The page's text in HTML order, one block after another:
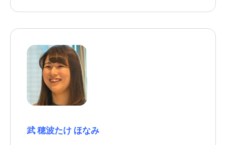
武 穂波たけ ほなみ